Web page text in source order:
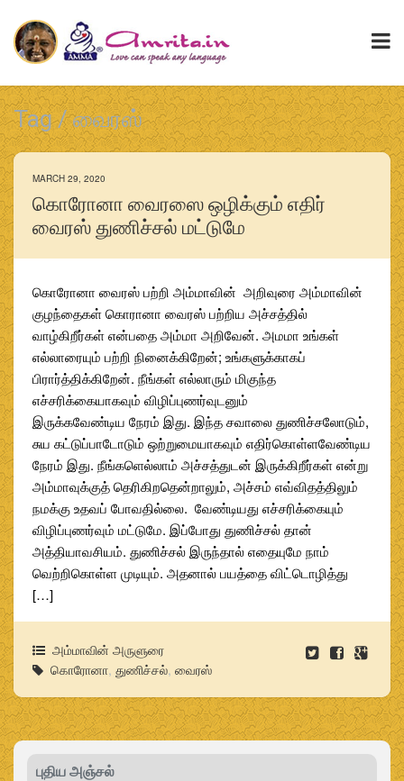
Tag / வைரஸ்
MARCH 29, 2020
கொரோனா வைரஸை ஒழிக்கும் எதிர்
வைரஸ் துணிச்சல் மட்டுமே
கொரோனா வைரஸ் பற்றி அம்மாவின் அறிவுரை அம்மாவின்
குழந்தைகள் கொரானா வைரஸ் பற்றிய அச்சத்தில்
வாழ்கிறீர்கள் என்பதை அம்மா அறிவேன். அமமா உங்கள்
எல்லாரையும் பற்றி நினைக்கிறேன்; உங்களுக்காகப்
பிரார்த்திக்கிறேன். நீங்கள் எல்லாரும் மிகுந்த
எச்சரிக்கையாகவும் விழிப்புணர்வுடனும்
இருக்கவேண்டிய நேரம் இது. இந்த சவாலை துணிச்சலோடும்,
சுய கட்டுப்பாடோடும் ஒற்றுமையாகவும் எதிர்கொள்ளவேண்டிய
நேரம் இது. நீங்களெல்லாம் அச்சத்துடன் இருக்கிறீர்கள் என்று
அம்மாவுக்குத் தெரிகிறதென்றாலும், அச்சம் எவ்விதத்திலும்
நமக்கு உதவப் போவதில்லை. வேண்டியது எச்சரிக்கையும்
விழிப்புணர்வும் மட்டுமே. இப்போது துணிச்சல் தான்
அத்தியாவசியம். துணிச்சல் இருந்தால் எதையுமே நாம்
வெற்றிகொள்ள முடியும். அதனால் பயத்தை விட்டொழித்து
[…]
அம்மாவின் அருளுரை
கொரோனா, துணிச்சல், வைரஸ்
புதிய அஞ்சல்